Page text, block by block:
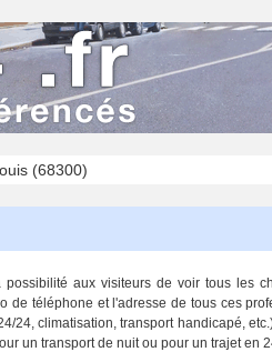
(68300)
aux visiteurs de voir tous les
de téléphone et l'adresse de tous ces
24, climatisation, transport handicapé,
un transport de nuit ou pour un trajet en